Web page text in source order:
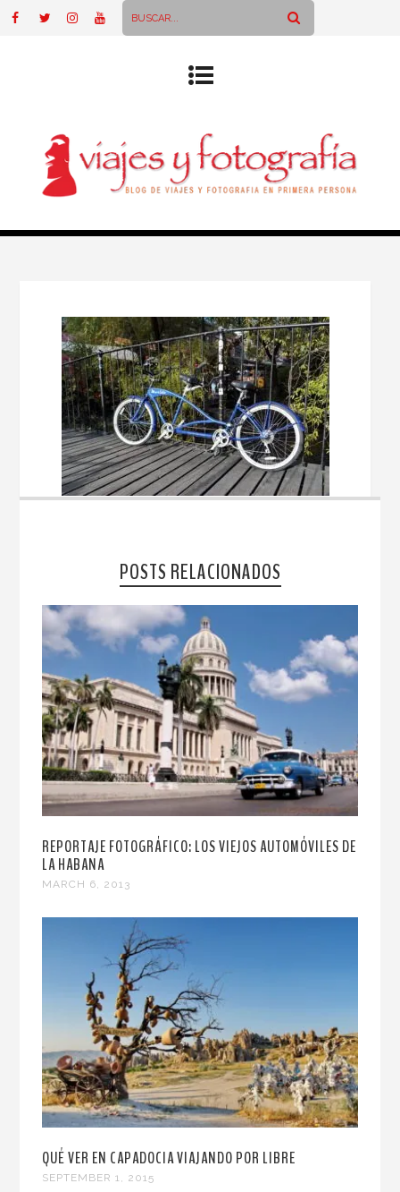
POSTS RELACIONADOS
REPORTAJE FOTOGRÁFICO: LOS VIEJOS AUTOMÓVILES DE
LA HABANA
MARCH 6, 2013
QUÉ VER EN CAPADOCIA VIAJANDO POR LIBRE
SEPTEMBER 1, 2015